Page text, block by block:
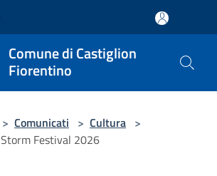
Comune di Castiglion
Fiorentino
> Comunicati > Cultura >
Festival 2026